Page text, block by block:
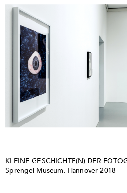
KLEINE GESCHICHTE(N) DER
Sprengel Museum, Hannover 2018